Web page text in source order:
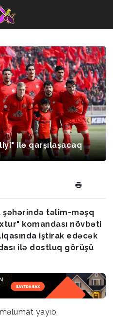
ilə qarşılaşacaq
şəhərində təlim-məşq
komandası növbəti
iştirak edəcək
ilə dostluq görüşü
yayıb.